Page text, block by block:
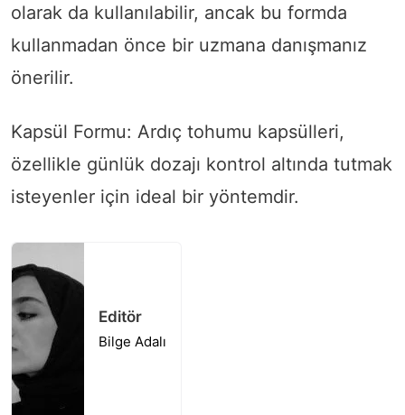
olarak da kullanılabilir, ancak bu formda
kullanmadan önce bir uzmana danışmanız
önerilir.
Kapsül Formu: Ardıç tohumu kapsülleri,
özellikle günlük dozajı kontrol altında tutmak
isteyenler için ideal bir yöntemdir.
Editör
Bilge Adalı